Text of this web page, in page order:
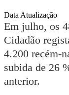
Data Atualização
Em julho, os
Cidadão
4.200 recém-
subida de 26
anterior.